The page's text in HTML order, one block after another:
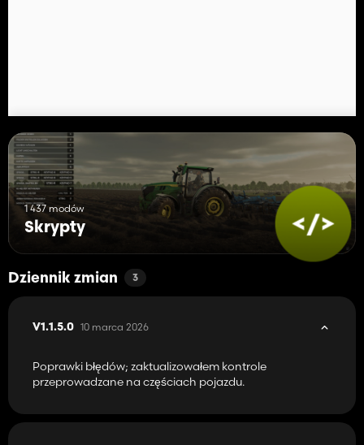
1 437 modów
Skrypty
Dziennik zmian 3
V1.1.5.0 10 marca 2026
Poprawki błędów; zaktualizowałem kontrole
przeprowadzane na częściach pojazdu.